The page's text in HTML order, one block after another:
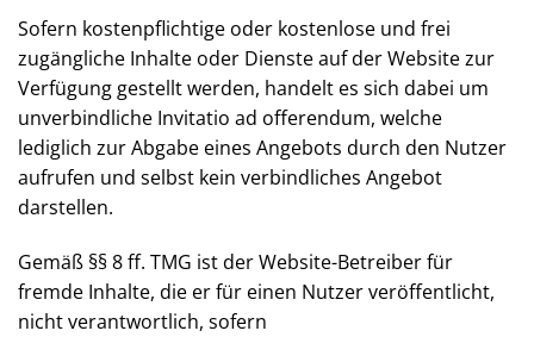
Sofern kostenpflichtige oder kostenlose und frei
zugängliche Inhalte oder Dienste auf der Website zur
Verfügung gestellt werden, handelt es sich dabei um
unverbindliche Invitatio ad offerendum, welche
lediglich zur Abgabe eines Angebots durch den
Nutzer aufrufen und selbst kein verbindliches
Gemäß §§ 8 ff. TMG ist der Website-Betreiber für
fremde Inhalte, die er für einen Nutzer veröffentlicht,